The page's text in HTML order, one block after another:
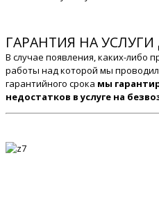
ГАРАНТИЯ НА УСЛУГИ
В случае появления, каких-либо
работы над которой мы
гарантийного срока мы
недостатков в услуге на